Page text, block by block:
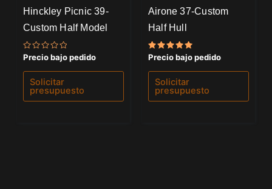
Hinckley Picnic 39-
Custom Half Model
Valorado
0
de
Precio bajo pedido
Solicitar
presupuesto
Airone 37-Custom
Half Hull
Valorado
5.00
de 5
Precio bajo pedido
Solicitar
presupuesto